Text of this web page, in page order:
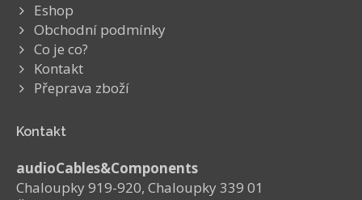
Eshop
Obchodní podmínky
Co je co?
Kontakt
Přeprava zboží
Kontakt
audioCables&Components
Chaloupky 919-920, Chaloupky 339 01